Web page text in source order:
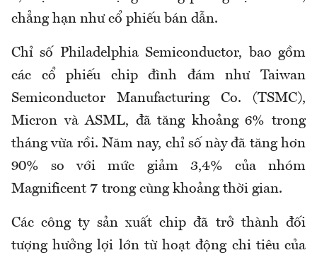
chẳng hạn như cổ phiếu bán dẫn.
Chỉ số Philadelphia Semiconductor, bao gồm
các cổ phiếu chip đình đám như Taiwan
Semiconductor Manufacturing Co. (TSMC),
Micron và ASML, đã tăng khoảng 6% trong
tháng vừa rồi. Năm nay, chỉ số này đã tăng hơn
90% so với mức giảm 3,4% của nhóm
Magnificent 7 trong cùng khoảng thời gian.
Các công ty sản xuất chip đã trở thành đối
tượng hưởng lợi lớn từ hoạt động chi tiêu của